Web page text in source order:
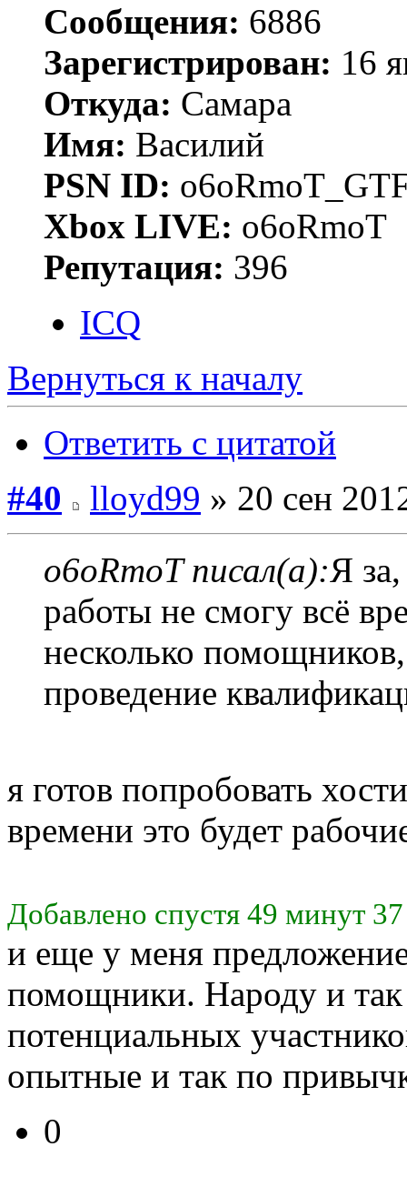
Сообщения: 6886
Зарегистрирован: 16
Откуда: Самара
Имя: Василий
PSN ID:
Xbox LIVE: o6oRmoT
Репутация: 396
ICQ
Вернуться к началу
Ответить с цитатой
#40
lloyd99 » 20 сен
o6oRmoT писал(а):Я
работы не смогу всё
несколько
проведение
я готов попробовать
времени это будет
Добавлено спустя 49 минут
и еще у меня
помощники. Народу и так
потенциальных
опытные и так по
0